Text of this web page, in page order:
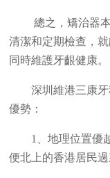
總之，矯治器
清潔和定期檢查，
同時維護牙齦健康。
深圳維港三康
優勢：
1、地理位置優
便北上的香港居民過